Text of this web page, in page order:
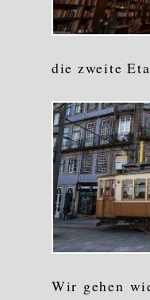
die zweite
Wir gehen